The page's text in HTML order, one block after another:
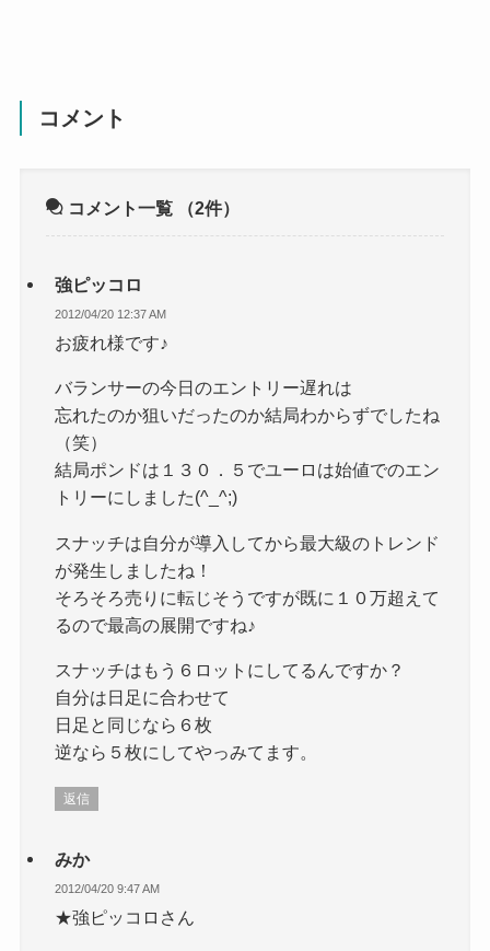
コメント
コメント一覧 （2件）
強ピッコロ
2012/04/20 12:37 AM
お疲れ様です♪
バランサーの今日のエントリー遅れは
忘れたのか狙いだったのか結局わからずでしたね
（笑）
結局ポンドは１３０．５でユーロは始値でのエン
トリーにしました(^_^;)
スナッチは自分が導入してから最大級のトレンド
が発生しましたね！
そろそろ売りに転じそうですが既に１０万超えて
るので最高の展開ですね♪
スナッチはもう６ロットにしてるんですか？
自分は日足に合わせて
日足と同じなら６枚
逆なら５枚にしてやっみてます。
返信
みか
2012/04/20 9:47 AM
★強ピッコロさん